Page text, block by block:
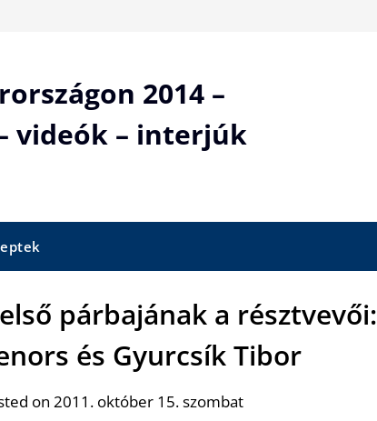
2014 –
videók – interjúk
párbajának a résztvevői:
és Gyurcsík Tibor
on 2011. október 15. szombat